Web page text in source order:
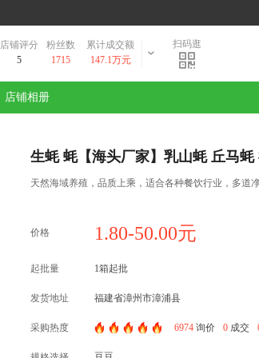
店铺评分
5
粉丝数
1715
累计成交额
147.1万元
扫码逛
店铺相册
生蚝 蚝【海头厂家】乳山蚝 丘马
天然海域养殖，品质上乘，适合各种餐饮行业，多道
价格 1.80-50.00元
起批量 1箱起批
发货地址 福建省漳州市漳浦县
采购热度 6974 询价 0成交